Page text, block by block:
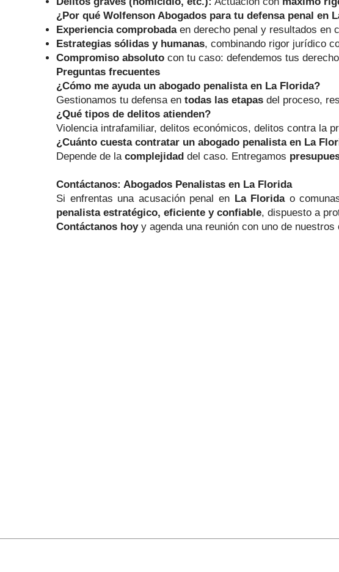
¿Por qué Wolfenson Abogados para tu defensa penal en
Experiencia comprobadaen derecho penal y resultados en
Estrategias sólidas y humanas, combinando rigor jurídico
Compromiso absoluto con tu caso: defendemos tus
Preguntas frecuentes
¿Cómo me ayuda un abogado penalista en La Florida?
Gestionamos tu defensa en todas las etapas del proceso,
¿Qué tipos de delitos atienden?
Violencia intrafamiliar, delitos económicos, delitos contra la
¿Cuánto cuesta contratar un abogado penalista en La
Depende de la complejidad del caso. Entregamos
Contáctanos: Abogados Penalistas en La Florida
Si enfrentas una acusación penal en La Floridao
penalista estratégico, eficiente y confiable, dispuesto a
Contáctanos hoyy agenda una reunión con uno de